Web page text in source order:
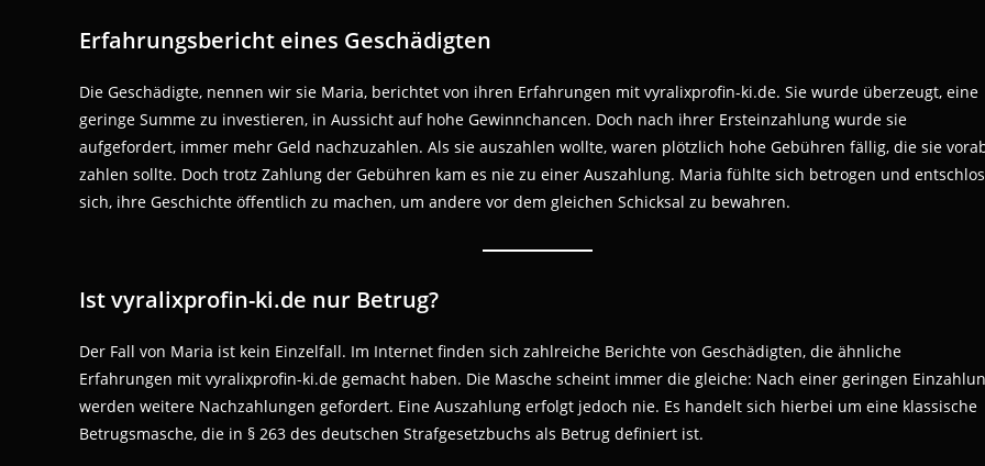
Erfahrungsbericht eines Geschädigten
Die Geschädigte, nennen wir sie Maria, berichtet von ihren Erfahrungen mit vyralixprofin-ki.de. Sie wurde überzeugt, eine
geringe Summe zu investieren, in Aussicht auf hohe Gewinnchancen. Doch nach ihrer Ersteinzahlung wurde sie
aufgefordert, immer mehr Geld nachzuzahlen. Als sie auszahlen wollte, waren plötzlich hohe Gebühren fällig, die sie
zahlen sollte. Doch trotz Zahlung der Gebühren kam es nie zu einer Auszahlung. Maria fühlte sich betrogen und
sich, ihre Geschichte öffentlich zu machen, um andere vor dem gleichen Schicksal zu bewahren.
Ist vyralixprofin-ki.de nur Betrug?
Der Fall von Maria ist kein Einzelfall. Im Internet finden sich zahlreiche Berichte von Geschädigten, die ähnliche
Erfahrungen mit vyralixprofin-ki.de gemacht haben. Die Masche scheint immer die gleiche: Nach einer geringen
werden weitere Nachzahlungen gefordert. Eine Auszahlung erfolgt jedoch nie. Es handelt sich hierbei um eine klassische
Betrugsmasche, die in § 263 des deutschen Strafgesetzbuchs als Betrug definiert ist.